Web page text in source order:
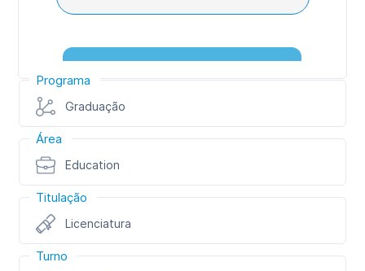
Programa
Graduação
Área
Education
Titulação
Licenciatura
Turno